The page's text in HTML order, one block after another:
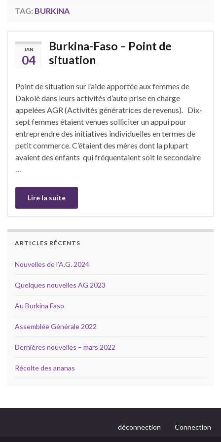
TAG: BURKINA
JAN
04
Burkina-Faso – Point de
situation
Point de situation sur l’aide apportée aux femmes de
Dakolé dans leurs activités d’auto prise en charge
appelées AGR (Activités génératrices de revenus). Dix-
sept femmes étaient venues solliciter un appui pour
entreprendre des initiatives individuelles en termes de
petit commerce. C’étaient des mères dont la plupart
avaient des enfants qui fréquentaient soit le secondaire
…
Lire la suite
ARTICLES RÉCENTS
Nouvelles de l’A.G. 2024
Quelques nouvelles AG 2023
Au Burkina Faso
Assemblée Générale 2022
Dernières nouvelles – mars 2022
Récolte des ananas
déconnection Connection